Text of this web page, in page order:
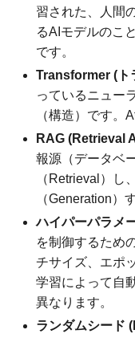
習された、人間
るAIモデルのこ
です。
Transformer (ト
っているニュー
（構造）です。
RAG (Retrieval
報源（データベ
（Retrieval）し
（Generation）
ハイパーパラメ
を制御するため
チサイズ、エポ
学習によって自
異なります。
ランダムシード